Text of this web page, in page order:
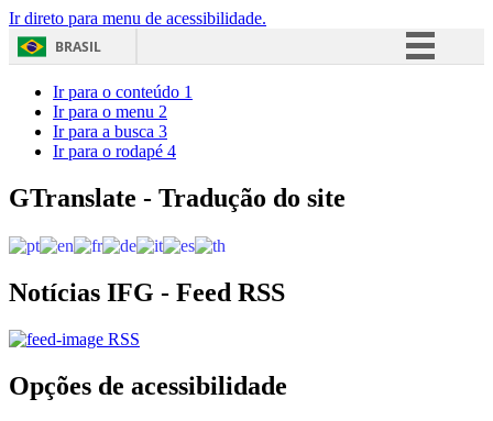
Ir direto para menu de acessibilidade.
BRASIL
Acesso à informação
Ir para o conteúdo 1
Ir para o menu 2
Ir para a busca 3
Ir para o rodapé 4
GTranslate - Tradução do site
Notícias IFG - Feed RSS
RSS
Opções de acessibilidade